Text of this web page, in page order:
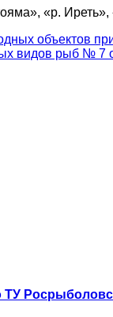
«р. Иреть»,
объектов
видов рыб № 7